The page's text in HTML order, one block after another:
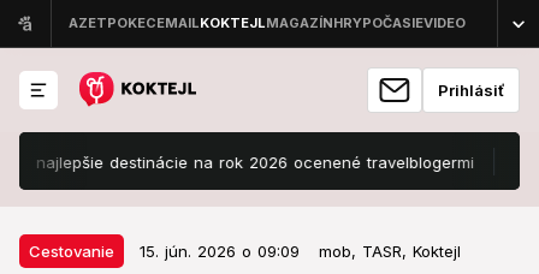
Prihlásiť
destinácie na rok 2026 ocenené travelblogermi Mrazivý
Cestovanie 15. jún. 2026 o 09:09 mob, TASR, Koktejl
Cestovanie 15. jún. 2026 o 09:09